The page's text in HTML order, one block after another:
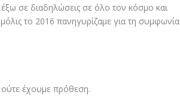
σε διαδηλώσεις σε όλο τον κόσμο και
το 2016 πανηγυρίζαμε για τη συμφωνία
ούτε έχουμε πρόθεση.